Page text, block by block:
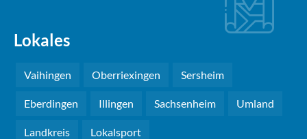
Lokales
Vaihingen Oberriexingen Sersheim
Eberdingen Illingen Sachsenheim Umland
Landkreis Lokalsport